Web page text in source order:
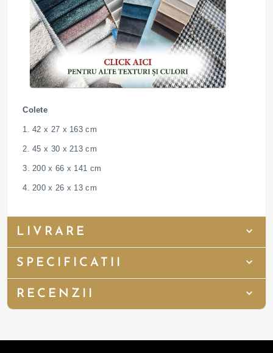
Colete
1. 42 x 27 x 163 cm
2. 45 x 30 x 213 cm
3. 200 x 66 x 141 cm
4. 200 x 26 x 13 cm
LIVRARE
SPECIFICATII
RECENZII